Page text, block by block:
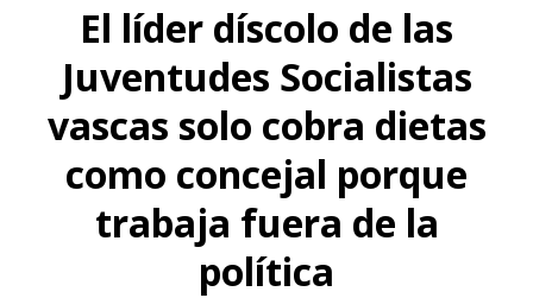
El líder díscolo de las
Juventudes Socialistas
vascas solo cobra dietas
como concejal porque
trabaja fuera de la
política